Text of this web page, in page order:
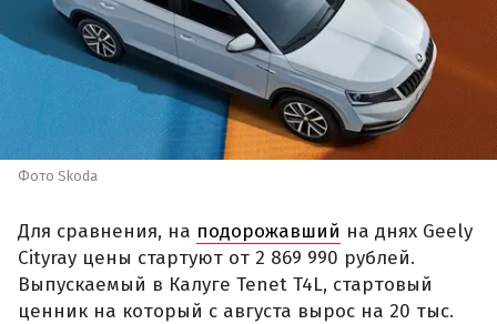
Фото Skoda
Для сравнения, на подорожавший на днях Geely
Cityray цены стартуют от 2 869 990 рублей.
Выпускаемый в Калуге Tenet T4L, стартовый
ценник на который с августа вырос на 20 тыс.